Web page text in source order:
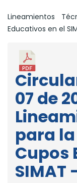
Lineamientos
Educativos en el
07 de
para
Cupos
SIMAT